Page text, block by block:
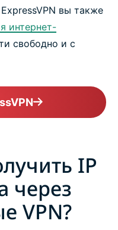
вы также
интернет-
свободно и с
IP
через
VPN?